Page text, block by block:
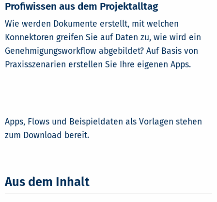
Profiwissen aus dem Projektalltag
Wie werden Dokumente erstellt, mit welchen
Konnektoren greifen Sie auf Daten zu, wie wird ein
Genehmigungsworkflow abgebildet? Auf Basis von
Praxisszenarien erstellen Sie Ihre eigenen Apps.
Apps, Flows und Beispieldaten als Vorlagen stehen
zum Download bereit.
Aus dem Inhalt